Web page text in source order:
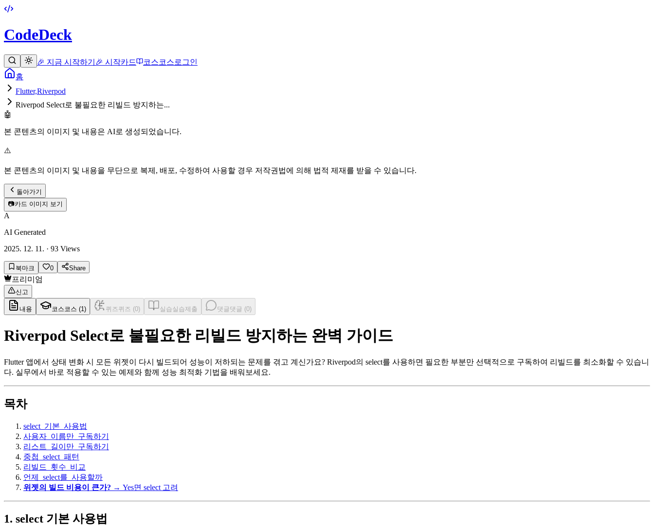
CodeDeck
🎉 지금 시작하기 🎉 시작카드 코스코스로그인
홈
Flutter,Riverpod
Riverpod Select로 불필요한 리빌드 방지하는...
🤖
본 콘텐츠의 이미지 및 내용은 AI로 생성되었습니다.
⚠️
본 콘텐츠의 이미지 및 내용을 무단으로 복제, 배포, 수정하여 사용할 경우 저작권법에 의해 법적 제재를 받을 수 있습니다.
돌아가기
📷카드 이미지 보기
A
AI Generated
2025. 12. 11. · 93 Views
북마크 0 Share
프리미엄
신고
내용 코스 코스 (1 ) 퀴즈퀴즈 (0) 실습실습제출 댓글댓글 (0)
Riverpod Select로 불필요한 리빌드 방지하는 완벽 가이드
Flutter 앱에서 상태 변화 시 모든 위젯이 다시 빌드되어 성능이 저하되는 문제를 겪고 계신가요? Riverpod의 select를 사용하면 필요한 부분만 선택적으로 구독하여 리빌드를 최소화할 수 있습니
다. 실무에서 바로 적용할 수 있는 예제와 함께 성능 최적화 기법을 배워보세요.
목차
select_기본_사용법
사용자_이름만_구독하기
리스트_길이만_구독하기
중첩_select_패턴
리빌드_횟수_비교
언제_select를_사용할까
위젯의 빌드 비용이 큰가? → Yes면 select 고려
1. select 기본 사용법